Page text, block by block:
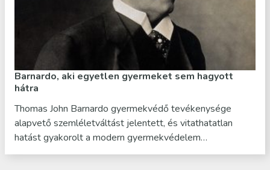
Barnardo, aki egyetlen gyermeket sem hagyott
hátra
Thomas John Barnardo gyermekvédő tevékenysége
alapvető szemléletváltást jelentett, és vitathatatlan
hatást gyakorolt a modern gyermekvédelem…